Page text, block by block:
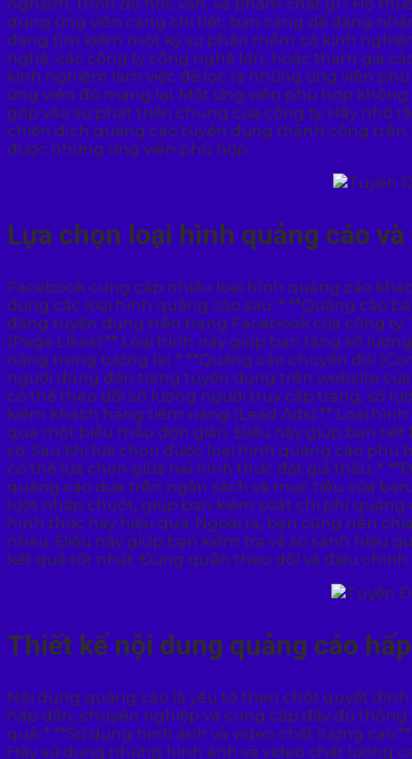
dung ứng viên càng chi tiết, bạn càng dễ dàng
đang tìm kiếm một kỹ sư phần mềm có kinh
nghệ, các công ty công nghệ lớn, hoặc tham gia
kinh nghiệm làm việc để lọc ra những ứng viên
ứng viên đó mang lại. Một ứng viên phù hợp
góp vào sự phát triển chung của công ty. Hãy nhớ
chiến dịch quảng cáo tuyển dụng thành công trên
được những ứng viên phù hợp.
Lựa chọn loại hình quảng cáo
Facebook cung cấp nhiều loại hình quảng cáo
dụng các loại hình quảng cáo sau: * **Quảng cáo
đăng tuyển dụng trên trang Facebook của công
(Page Likes):** Loại hình này giúp bạn tăng số
năng trong tương lai. * **Quảng cáo chuyển đổi
người dùng đến trang tuyển dụng trên website
có thể theo dõi số lượng người truy cập trang, số
kiếm khách hàng tiềm năng (Lead Ads):** Loại
qua một biểu mẫu đơn giản. Điều này giúp bạn tiết
sơ. Sau khi lựa chọn được loại hình quảng cáo
có thể lựa chọn giữa hai hình thức đặt giá thầu: *
quảng cáo dựa trên ngân sách và mục tiêu của
lượt nhấp chuột, giúp bạn kiểm soát chi phí quảng
hình thức này hiệu quả. Ngoài ra, bạn cũng nên
nhau. Điều này giúp bạn kiểm tra và so sánh hiệu
kết quả tốt nhất. Đừng quên theo dõi và điều
Thiết kế nội dung quảng cáo
Nội dung quảng cáo là yếu tố then chốt quyết
hấp dẫn, chuyên nghiệp và cung cấp đầy đủ
quả: * **Sử dụng hình ảnh và video chất lượng
Hãy sử dụng những hình ảnh và video chất lượng